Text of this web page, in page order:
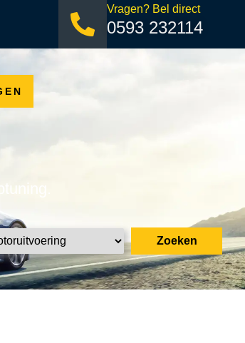
Vragen? Bel direct
0593 232114
Zoeken